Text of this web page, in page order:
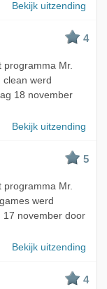
Bekijk uitzending
4
programma Mr.
clean werd
18 november
Bekijk uitzending
5
programma Mr.
werd
17 november door
Bekijk uitzending
4